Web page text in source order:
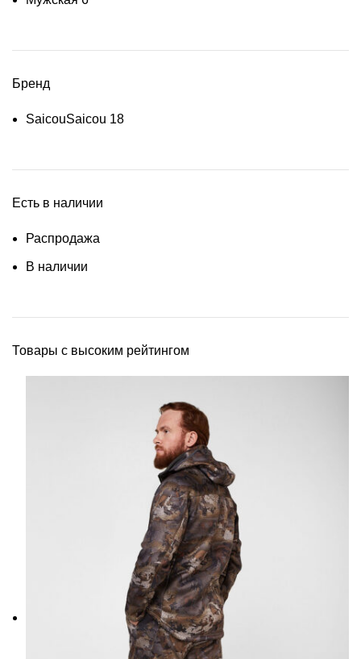
Бренд
SaicouSaicou 18
Есть в наличии
Распродажа
В наличии
Товары с высоким рейтингом